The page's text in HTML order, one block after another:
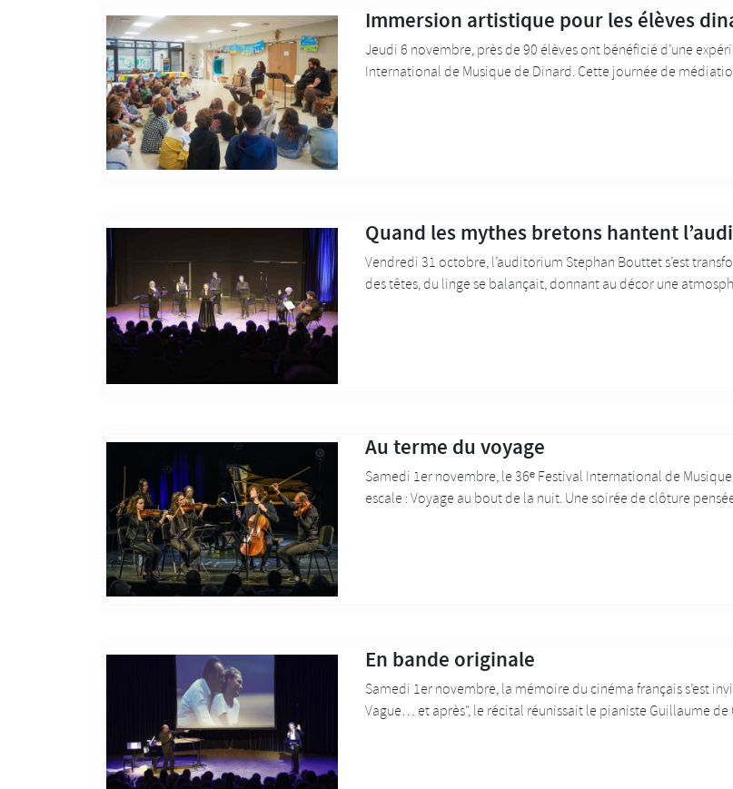
Immersion artistique pour les élèves
Jeudi 6 novembre, près de 90 élèves ont bénéficié d’une
International de Musique de Dinard. Cette journée de
Quand les mythes bretons hantent
Vendredi 31 octobre, l’auditorium Stephan Bouttet s’est
des têtes, du linge se balançait, donnant au décor une
Au terme du voyage
Samedi 1er novembre, le 36ᵉ Festival International de
escale : Voyage au bout de la nuit. Une soirée de clôture
En bande originale
Samedi 1er novembre, la mémoire du cinéma français s’est
Vague… et après", le récital réunissait le pianiste Guillaume